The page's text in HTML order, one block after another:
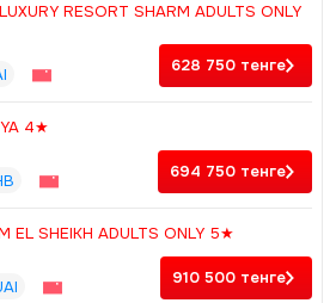
RESORT SHARM ADULTS ONLY
628 750 тенге
4★
694 750 тенге
EL SHEIKH ADULTS ONLY 5★
910 500 тенге